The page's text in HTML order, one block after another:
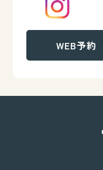
WEB予約